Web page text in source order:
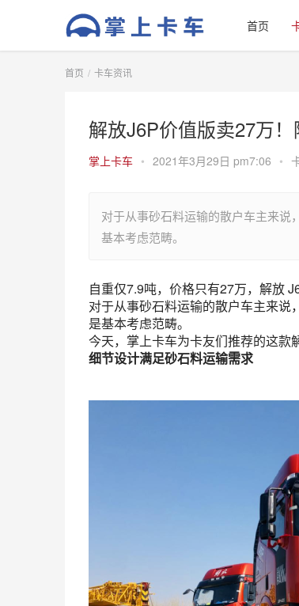
首页
首页 卡车资讯
解放J6P价值版卖27万
掌上卡车 • 2021年3月29日 pm7:06 •
对于从事砂石料运输的散户车主来说
基本考虑范畴。
自重仅7.9吨，价格只有27万，解放
对于从事砂石料运输的散户车主来
是基本考虑范畴。
今天，掌上卡车为卡友们推荐的这款
细节设计满足砂石料运输需求